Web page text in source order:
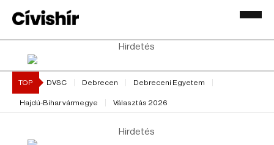
Hirdetés
TOP DVSC Debrecen Debreceni Egyetem
Hajdú-Bihar vármegye Választás 2026
Hirdetés